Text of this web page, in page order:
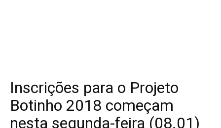
Inscrições para o Projeto
Botinho 2018 começam
nesta segunda-feira (08.01)